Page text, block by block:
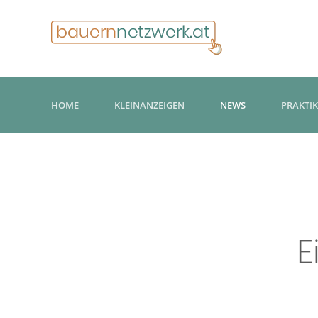
HOME KLEINANZEIGEN NEWS